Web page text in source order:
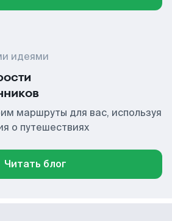
идеями
маршруты для вас, используя
о путешествиях
Читать блог